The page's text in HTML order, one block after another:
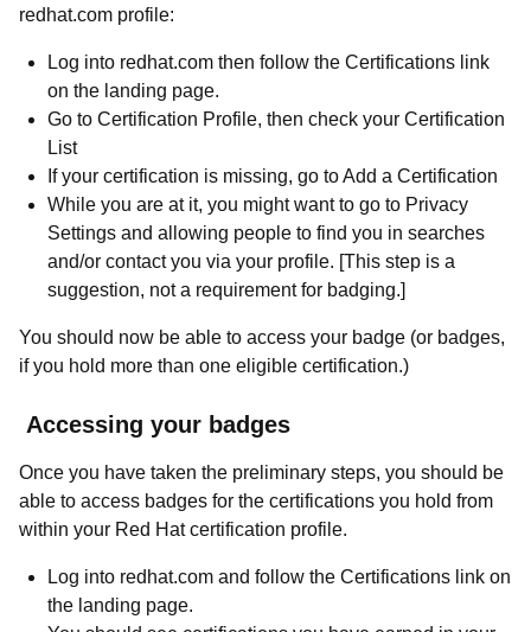
redhat.com profile:
Log into redhat.com then follow the Certifications link
on the landing page.
Go to Certification Profile, then check your Certification
List
If your certification is missing, go to Add a Certification
While you are at it, you might want to go to Privacy
Settings and allowing people to find you in searches
and/or contact you via your profile. [This step is a
suggestion, not a requirement for badging.]
You should now be able to access your badge (or badges,
if you hold more than one eligible certification.)
Accessing your badges
Once you have taken the preliminary steps, you should be
able to access badges for the certifications you hold from
within your Red Hat certification profile.
Log into redhat.com and follow the Certifications link on
the landing page.